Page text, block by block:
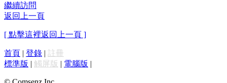
繼續訪問
返回上一頁
[ 點擊這裡返回上一頁 ]
首頁 | 登錄 | 註冊
標準版 | 觸屏版 | 電腦版 |